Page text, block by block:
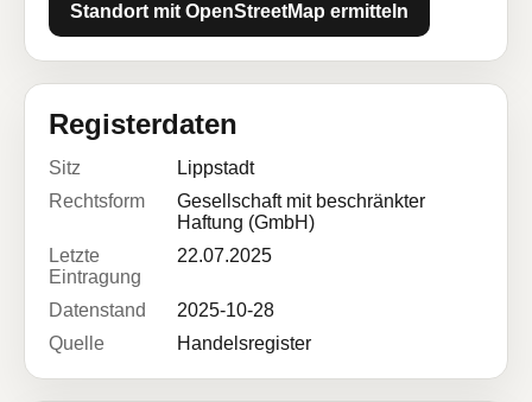
Standort mit OpenStreetMap ermitteln
Registerdaten
Sitz
Lippstadt
Rechtsform
Gesellschaft mit beschränkter
Haftung (GmbH)
Letzte
Eintragung
22.07.2025
Datenstand
2025-10-28
Quelle
Handelsregister